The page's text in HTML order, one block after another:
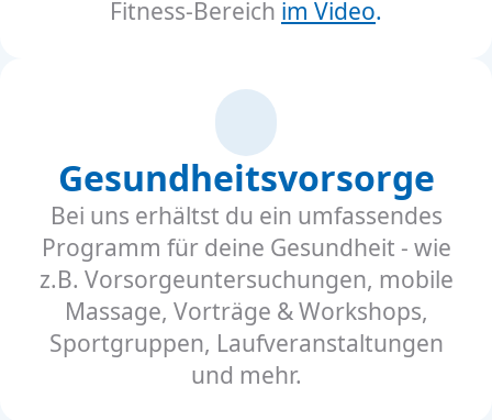
Fitness-Bereich im Video.
Gesundheitsvorsorge
Bei uns erhältst du ein umfassendes
Programm für deine Gesundheit - wie
z.B. Vorsorgeuntersuchungen, mobile
Massage, Vorträge & Workshops,
Sportgruppen, Laufveranstaltungen
und mehr.